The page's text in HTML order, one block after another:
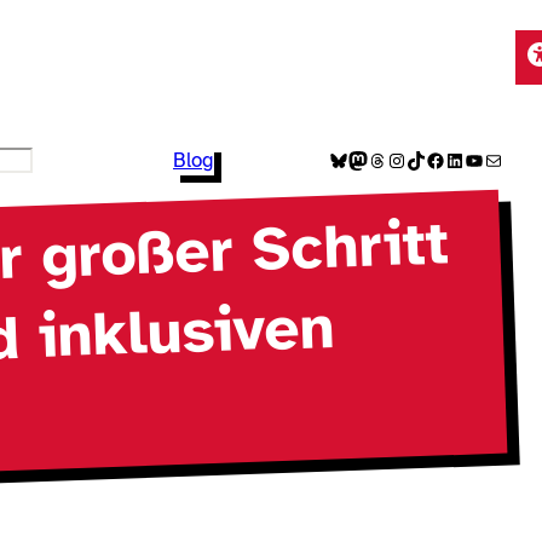
Blog Bluesky Mastodon Threads Instagram TikTok Facebook LinkedIn YouTube E-Mail
großer Schritt
inklusiven